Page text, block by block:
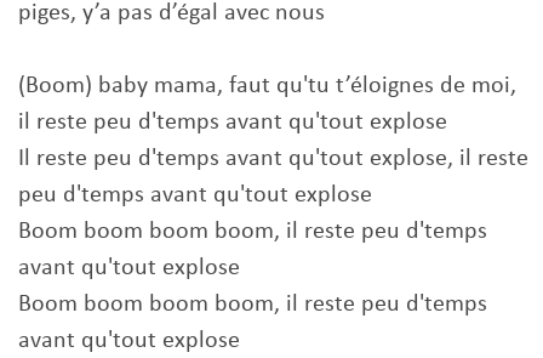
piges, y’a pas d’égal avec nous
(Boom) baby mama, faut qu'tu t’éloignes de moi,
il reste peu d'temps avant qu'tout explose
Il reste peu d'temps avant qu'tout explose, il reste
peu d'temps avant qu'tout explose
Boom boom boom boom, il reste peu d'temps
avant qu'tout explose
Boom boom boom boom, il reste peu d'temps
avant qu'tout explose